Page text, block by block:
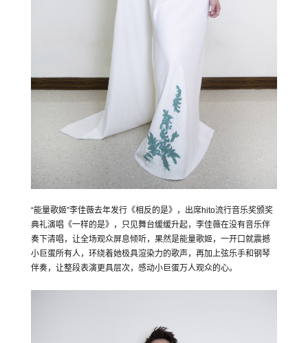
“能量歌姬”李佳薇去年发行《相反的是》，出席hito流行音乐奖颁奖
典礼演唱《一样的是》，只见舞台缓缓升起，李佳薇在没有音乐伴
奏下清唱，让全场观众屏息倾听，果然是能量歌姬，一开口就震撼
小巨蛋所有人，环绕着她极具渲染力的歌声，再加上弦乐手和钢琴
伴奏，让整段表演更具层次，感动小巨蛋万人观众的心。